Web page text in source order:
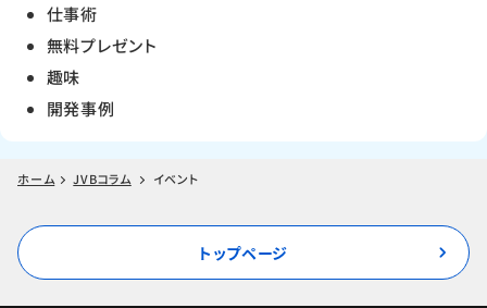
仕事術
無料プレゼント
趣味
開発事例
ホーム JVBコラム イベント
トップページ